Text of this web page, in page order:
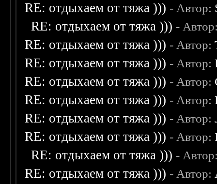
RE: отдыхаем от тяжа ))) - Автор:
RE: отдыхаем от тяжа ))) -
RE: отдыхаем от тяжа ))) - Автор:
RE: отдыхаем от тяжа ))) - Автор:
RE: отдыхаем от тяжа ))) - Автор:
RE: отдыхаем от тяжа ))) - Автор:
RE: отдыхаем от тяжа ))) - Автор:
RE: отдыхаем от тяжа ))) - Автор:
RE: отдыхаем от тяжа ))) -
RE: отдыхаем от тяжа ))) - Автор: